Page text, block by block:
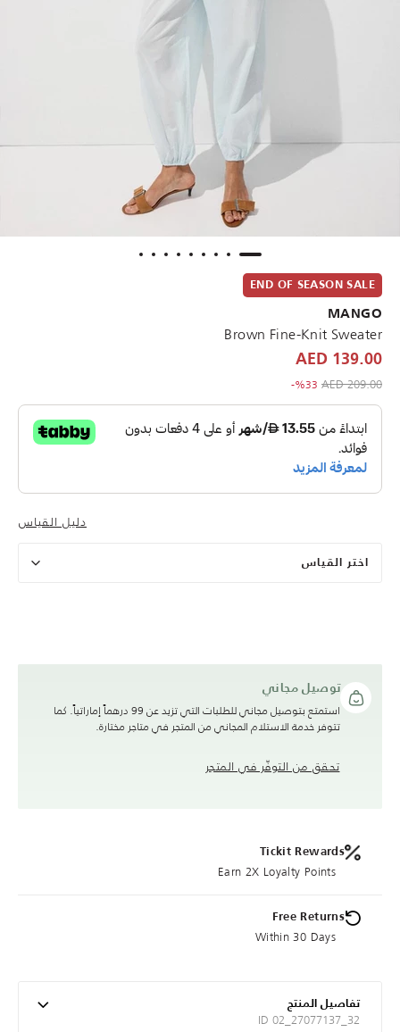
END OF SEASON SALE
MANGO
Brown Fine-Knit Sweater
139.00 AED
Price reduced from
209.00 AED
to 139.00 AED
%33-
دليل القياس
اختر القياس
توصيل مجاني
استمتع بتوصيل مجاني للطلبات التي تزيد عن 99 درهماً إماراتياً. كما
تتوفر خدمة الاستلام المجاني من المتجر في متاجر مختارة.
تحقق من التوفّر في المتجر
Tickit Rewards
Earn 2X Loyalty Points
Free Returns
Within 30 Days
تفاصيل المنتج
ID 02_27077137_32